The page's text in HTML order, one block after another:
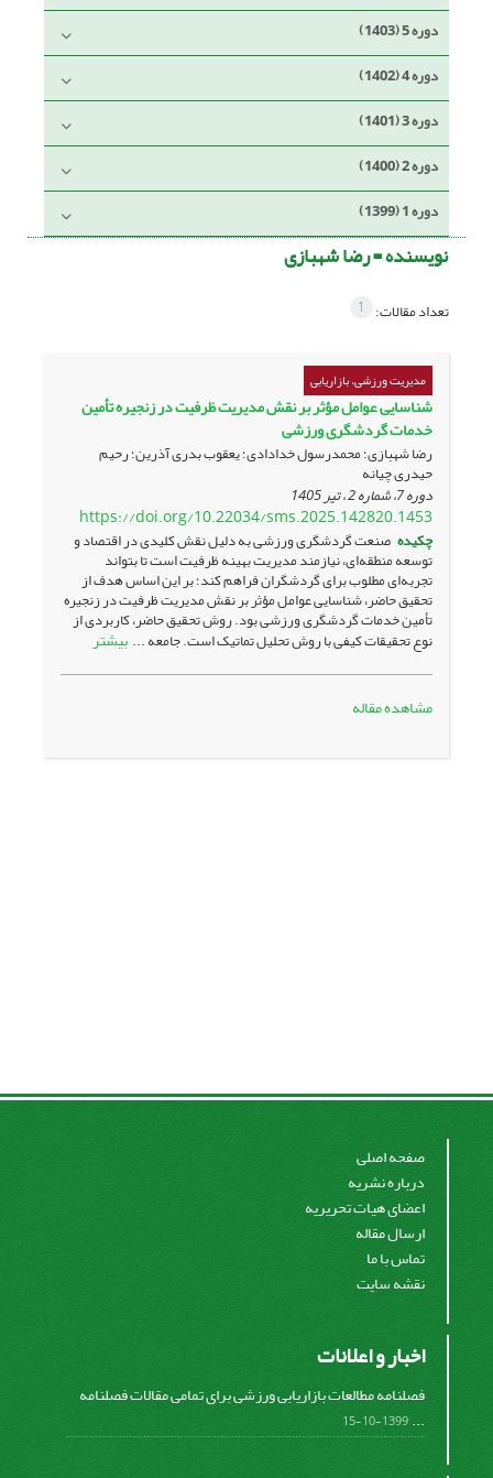
دوره 5 (1403)
دوره 4 (1402)
دوره 3 (1401)
دوره 2 (1400)
دوره 1 (1399)
نویسنده =رضا شهبازی
تعداد مقالات: 1
مدیریت ورزشی، بازاریابی
شناسایی عوامل مؤثر بر نقش مدیریت ظرفیت در زنجیره تأمین
خدمات گردشگری ورزشی
رضا شهبازی؛ محمدرسول خدادادی؛ یعقوب بدری آذرین؛ رحیم
حیدری چیانه
دوره 7، شماره 2 ، تیر 1405
https://doi.org/10.22034/sms.2025.142820.1453
چکیده صنعت گردشگری ورزشی به دلیل نقش کلیدی در اقتصاد و
توسعه منطقه‌ای، نیازمند مدیریت بهینه ظرفیت است تا بتواند
تجربه‌ای مطلوب برای گردشگران فراهم کند؛ بر این اساس هدف از
تحقیق حاضر، شناسایی عوامل مؤثر بر نقش مدیریت ظرفیت در زنجیره
تأمین خدمات گردشگری ورزشی بود. روش تحقیق حاضر، کاربردی از
نوع تحقیقات کیفی با روش تحلیل تماتیک است. جامعه ... بیشتر
مشاهده مقاله
صفحه اصلی
درباره نشریه
اعضای هیات تحریریه
ارسال مقاله
تماس با ما
نقشه سایت
اخبار و اعلانات
فصلنامه مطالعات بازاریابی ورزشی برای تمامی مقالات فصلنامه
...
1399-10-15